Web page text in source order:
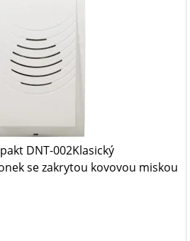
DNT-002Klasický
se zakrytou kovovou miskou